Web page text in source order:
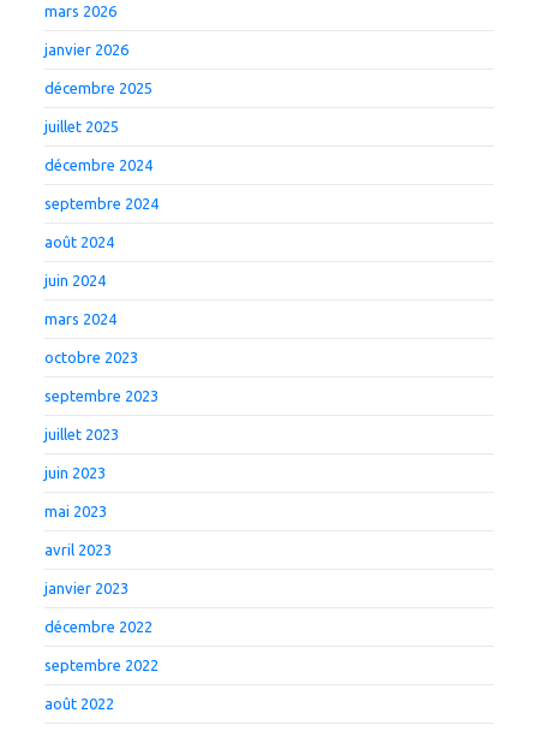
mars 2026
janvier 2026
décembre 2025
juillet 2025
décembre 2024
septembre 2024
août 2024
juin 2024
mars 2024
octobre 2023
septembre 2023
juillet 2023
juin 2023
mai 2023
avril 2023
janvier 2023
décembre 2022
septembre 2022
août 2022